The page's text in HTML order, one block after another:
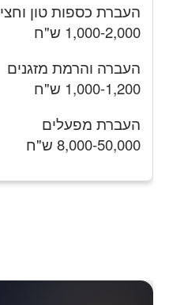
העברת כספות טון וחצי
1,000-2,000 ש"ח
העברה והרמת מזגנים
1,000-1,200 ש"ח
העברת מפעלים
8,000-50,000 ש"ח